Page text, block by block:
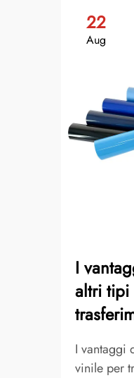
22
Aug
I
altri
I vantaggi
vinile per